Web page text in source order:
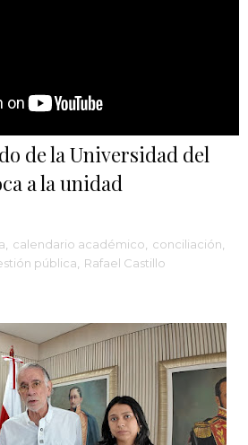
de la Universidad del
a la unidad
calendario académico conciliación
pública Rafael Castillo